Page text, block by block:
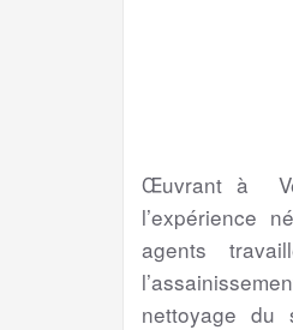
Œuvrant à
l’expérience
agents
nettoyage du